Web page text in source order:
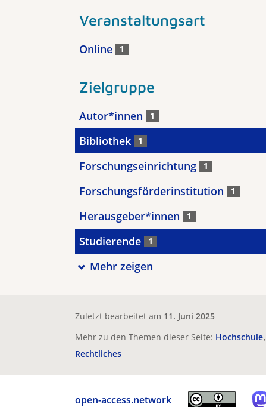
Veranstaltungsart
Online 1
Zielgruppe
Autor*innen 1
Bibliothek 1
Forschungseinrichtung 1
Forschungsförderinstitution 1
Herausgeber*innen 1
Studierende 1
Mehr zeigen
Zuletzt bearbeitet am 11. Juni 2025
Mehr zu den Themen dieser Seite: Hochschule
Rechtliches
open-access.network